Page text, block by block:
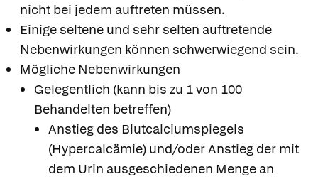
nicht bei jedem auftreten müssen.
Einige seltene und sehr selten auftretende
Nebenwirkungen können schwerwiegend sein.
Mögliche Nebenwirkungen
Gelegentlich (kann bis zu 1 von 100
Behandelten betreffen)
Anstieg des Blutcalciumspiegels
(Hypercalcämie) und/oder Anstieg der mit
dem Urin ausgeschiedenen Menge an